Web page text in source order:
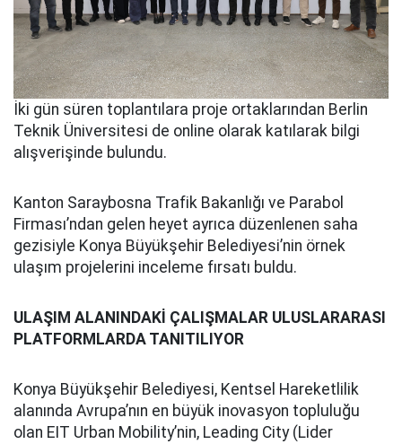
İki gün süren toplantılara proje ortaklarından Berlin
Teknik Üniversitesi de online olarak katılarak bilgi
alışverişinde bulundu.
Kanton Saraybosna Trafik Bakanlığı ve Parabol
Firması’ndan gelen heyet ayrıca düzenlenen saha
gezisiyle Konya Büyükşehir Belediyesi’nin örnek
ulaşım projelerini inceleme fırsatı buldu.
ULAŞIM ALANINDAKİ ÇALIŞMALAR ULUSLARARASI
PLATFORMLARDA TANITILIYOR
Konya Büyükşehir Belediyesi, Kentsel Hareketlilik
alanında Avrupa’nın en büyük inovasyon topluluğu
olan EIT Urban Mobility’nin, Leading City (Lider